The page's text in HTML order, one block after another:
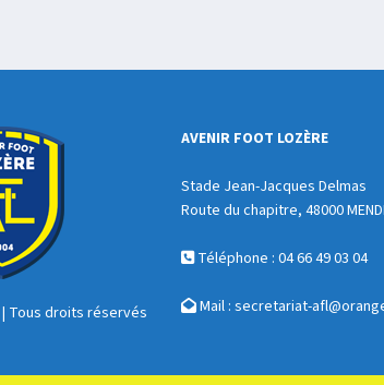
Tous droits réservés
AVENIR FOOT LOZÈRE
Stade Jean-Jacques Delmas
Route du chapitre, 48000
Téléphone : 04 66 49 03 04
Mail : secretariat-